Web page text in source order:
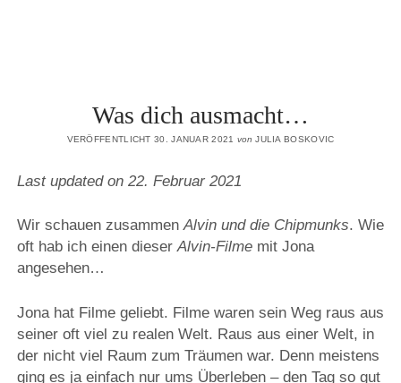
Was dich ausmacht…
VERÖFFENTLICHT 30. JANUAR 2021 von JULIA BOSKOVIC
Last updated on 22. Februar 2021
Wir schauen zusammenAlvin und die Chipmunks. Wie
oft hab ich einen dieserAlvin-Filmemit Jona
angesehen…
Jona hat Filme geliebt. Filme waren sein Weg raus aus
seiner oft viel zu realen Welt. Raus aus einer Welt, in
der nicht viel Raum zum Träumen war. Denn meistens
ging es ja einfach nur ums Überleben – den Tag so gut